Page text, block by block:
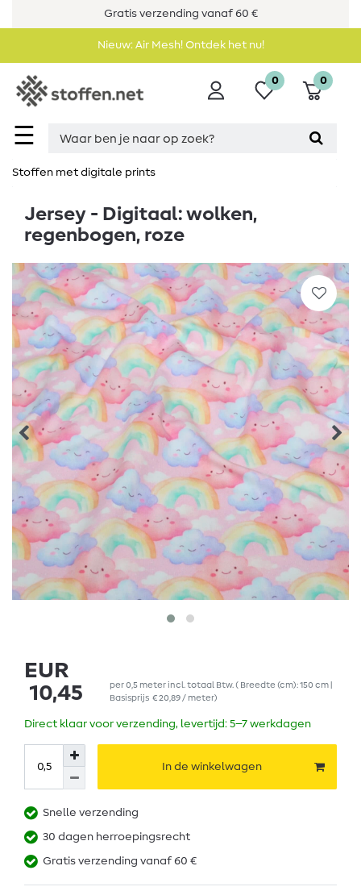
Gratis verzending vanaf 60 €
Nieuw: Air Mesh! Ontdek het nu!
☰
0 0
Stoffen met digitale prints
Jersey - Digitaal: wolken,
regenbogen, roze
EUR
10,45
per0,5 meter incl. totaal Btw. ( Breedte (cm): 150 cm |
Basisprijs€ 20,89 / meter)
Direct klaar voor verzending, levertijd: 5–7 werkdagen
In de winkelwagen
Snelle verzending
30 dagen herroepingsrecht
Gratis verzending vanaf 60 €